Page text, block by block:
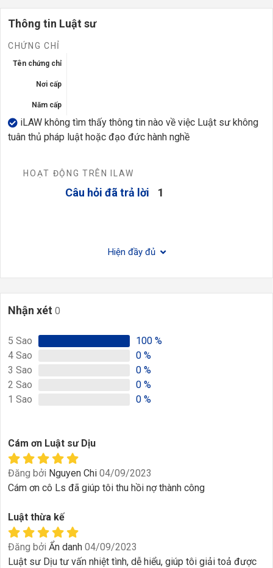
Thông tin Luật sư
CHỨNG CHỈ
Tên chứng chỉ
Nơi cấp
Năm cấp
iLAW không tìm thấy thông tin nào về việc Luật sư không
tuân thủ pháp luật hoặc đạo đức hành nghề
HOẠT ĐỘNG TRÊN ILAW
Câu hỏi đã trả lời 1
Hiện đầy đủ
Nhận xét 0
5 Sao 100 %
4 Sao 0 %
3 Sao 0 %
2 Sao 0 %
1 Sao 0 %
Cám ơn Luật sư Dịu
Đăng bởi Nguyen Chi 04/09/2023
Cám ơn cô Ls đã giúp tôi thu hồi nợ thành công
Luật thừa kế
Đăng bởi Ẩn danh 04/09/2023
Luật sư Dịu tư vấn nhiệt tình, dễ hiểu, giúp tôi giải toả được